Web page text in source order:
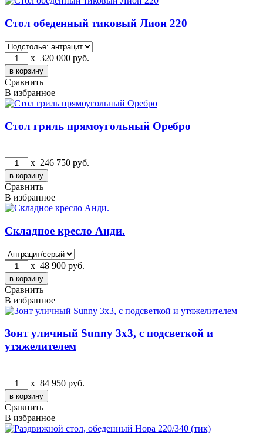
Стол обеденный тиковый Лион 220
x 320 000 руб.
Сравнить
В избранное
Стол гриль прямоугольный Оребро
x 246 750 руб.
Сравнить
В избранное
Складное кресло Анди.
x 48 900 руб.
Сравнить
В избранное
Зонт уличный Sunny 3х3, с подсветкой и
утяжелителем
x 84 950 руб.
Сравнить
В избранное